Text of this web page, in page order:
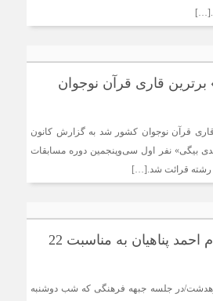
قاری قرآن نوجوان
قرآن نوجوان کشور شد به گزارش کانون
بیگی» نفر اول سی‌وپنجمین دوره مسابقات
رشته قرائت شد.[…]
حضور حجت الاسلام احمد پناهیان به مناسبت 22
در جلسه جبهه فرهنگی که شب دوشنبه